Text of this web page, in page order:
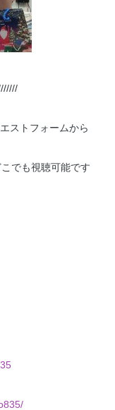
ストフォームから
でも視聴可能です